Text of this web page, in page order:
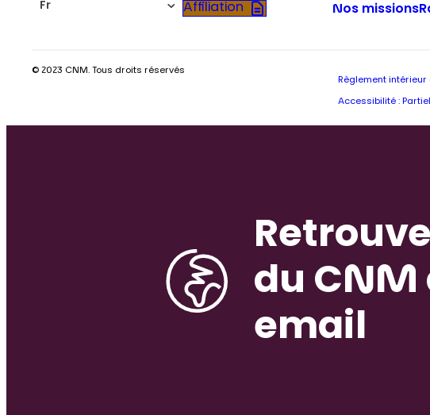
Fr
Affiliation
Nos missions
© 2023 CNM. Tous droits réservés
Règlement
Accessibilité :
du CNM
email